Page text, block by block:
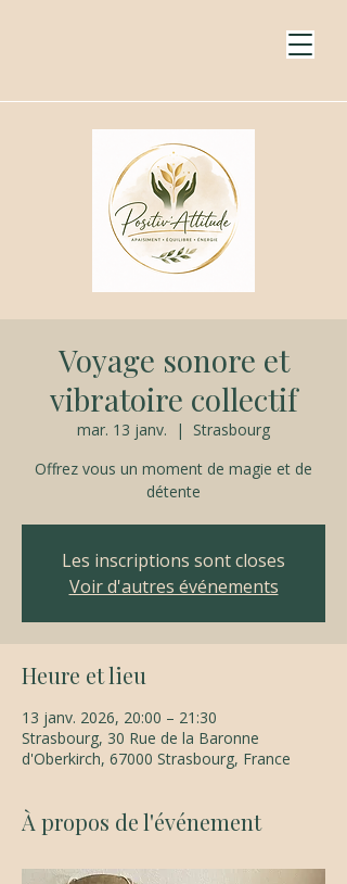
Voyage sonore et
vibratoire collectif
mar. 13 janv.
  |
Strasbourg
Offrez vous un moment de magie et de
détente
Les inscriptions sont closes
Voir d'autres événements
Heure et lieu
13 janv. 2026, 20:00 – 21:30
Strasbourg, 30 Rue de la Baronne
d'Oberkirch, 67000 Strasbourg, France
À propos de l'événement